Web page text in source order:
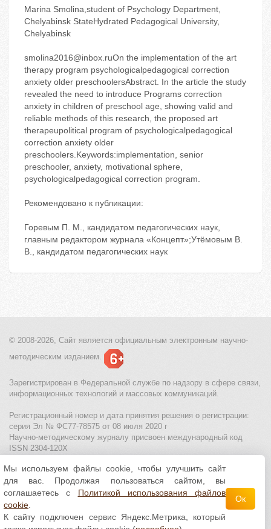
Marina Smolina,student of Psychology Department,
Chelyabinsk StateHydrated Pedagogical University,
Chelyabinsk
smolina2016@inbox.ruOn the implementation of the art
therapy program psychologicalpedagogical correction
anxiety older preschoolersAbstract. In the article the study
revealed the need to introduce Programs correction
anxiety in children of preschool age, showing valid and
reliable methods of this research, the proposed art
therapeupolitical program of psychologicalpedagogical
correction anxiety older
preschoolers.Keywords:implementation, senior
preschooler, anxiety, motivational sphere,
psychologicalpedagogical correction program.
Рекомендовано к публикации:
Горевым П. М., кандидатом педагогических наук,
главным редактором журнала «Концепт»;Утёмовым В.
В., кандидатом педагогических наук
© 2008-2026, Сайт является официальным электронным научно-
методическим изданием.
Зарегистрирован в Федеральной службе по надзору в сфере связи,
информационных технологий и массовых коммуникаций.
Регистрационный номер и дата принятия решения о регистрации:
серия Эл № ФС77-78575 от 08 июля 2020 г
Научно-методическому журналу присвоен международный код
ISSN 2304-120X
МЦИТО|Школьные олимпиады и онлайн конкурсы для детей
Политика использования файлов cookie| Политика обработки и
защиты персональных данных
Все материалы доступны полицензии Creative
Commons С указанием авторства 4.0 Всемирная
Мы используем файлы cookie, чтобы улучшить сайт
для вас. Продолжая пользоваться сайтом, вы
соглашаетесь с Политикой использования файлов
cookie
К сайту подключен сервис Яндекс.Метрика, который
Ок